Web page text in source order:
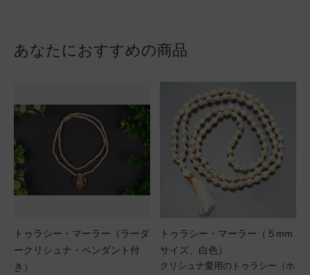
あなたにおすすめの商品
トゥラシー・マーラー（ラーダ
ークリシュナ・ペンダント付
き）
トゥラシー・マーラー（５mm
サイズ、白色）
クリシュナ愛用のトゥラシー（ホ